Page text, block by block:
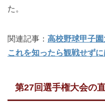
た。
関連記事： 高校野球甲子園
これを知ったら観戦せずに
第27回選手権大会の